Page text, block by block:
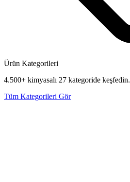
Ürün Kategorileri
4.500+ kimyasalı 27 kategoride keşfedin.
Tüm Kategorileri Gör